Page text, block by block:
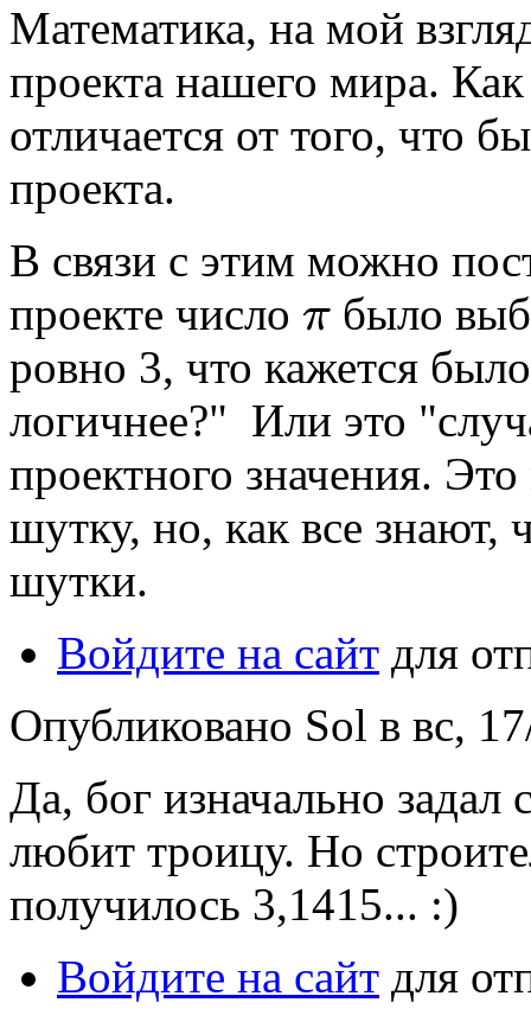
Математика, на мой
проекта нашего мира.
отличается от того, что
проекта.
В связи с этим можно
проекте число π
π
было
ровно 3, что кажется
логичнее?" Или это
проектного значения.
шутку, но, как все знают,
шутки.
Войдите на сайт для
Опубликовано Sol в вс,
Да, бог изначально
любит троицу. Но
получилось 3,1415... :)
Войдите на сайт для